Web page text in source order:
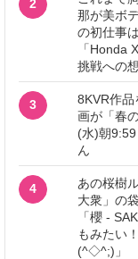
2
那が美ボ
の初仕事
「Honda
挑戦への
3
8KVR作
画が「春
(水)朝
ん
4
あの桜樹
大衆」の
「櫻 -
もみたい
(^◇^;)」